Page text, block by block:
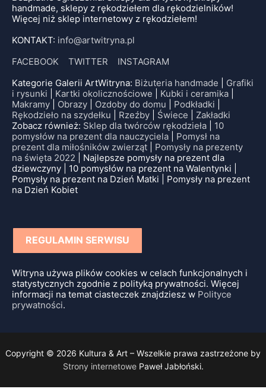
handmade, sklepy z rękodziełem dla rękodzielników!
Więcej niż sklep internetowy z rękodziełem!
KONTAKT: info@artwitryna.pl
FACEBOOK
TWITTER
INSTAGRAM
Kategorie Galerii ArtWitryna: Biżuteria handmade
Grafiki
i rysunki
Kartki okolicznościowe Kubki i ceramika
Makramy
Obrazy Ozdoby do domu Podkładki
Rękodzieło na szydełku
Rzeźby Świece
Zakładki
Zobacz również: Sklep dla twórców rękodzieła
10
pomysłów na prezent dla nauczyciela
Pomysł na
prezent dla miłośników zwierząt
Pomysły na prezenty
na święta 2022 | Najlepsze pomysły na prezent dla
dziewczyny | 10 pomysłów na prezent na Walentynki |
Pomysły na prezent na Dzień Matki | Pomysły na prezent
na Dzień Kobiet
REGULAMIN SERWISU
Witryna używa plików cookies w celach funkcjonalnych i
statystycznych zgodnie z polityką prywatności. Więcej
informacji na temat ciasteczek znajdziesz w Polityce
prywatności.
Copyright © 2026 Kultura & Art – Wszelkie prawa zastrzeżone by
Strony internetowePaweł Jabłoński.